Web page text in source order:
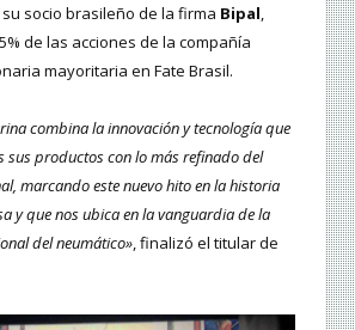
socio brasileño de la firma Bipal,
de las acciones de la compañía
mayoritaria en Fate Brasil.
combina la innovación y tecnología que
sus productos con lo más refinado del
marcando este nuevo hito en la historia
y que nos ubica en la vanguardia de la
del neumático», finalizó el titular de